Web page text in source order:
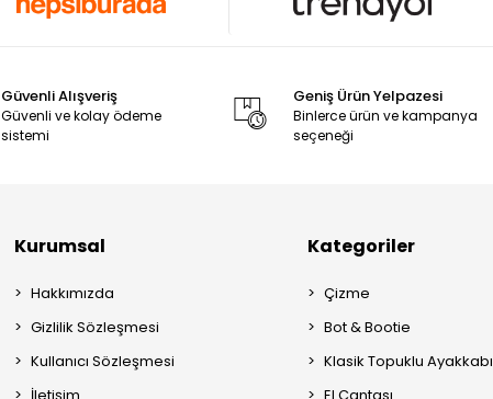
Güvenli Alışveriş
Güvenli ve kolay ödeme
sistemi
Geniş Ürün Yelpazesi
Binlerce ürün ve kampanya
seçeneği
Kurumsal
Hakkımızda
Gizlilik Sözleşmesi
Kullanıcı Sözleşmesi
Kategoriler
Çizme
Bot & Bootie
Klasik Topuklu Ayakkabı